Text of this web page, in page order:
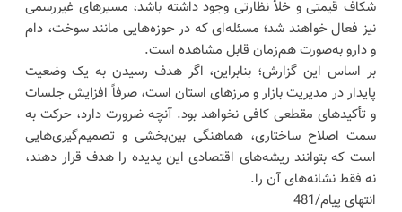
شکاف قیمتی و خلأ نظارتی وجود داشته باشد، مسیرهای غیررسمی
نیز فعال خواهند شد؛ مسئله‌ای که در حوزه‌هایی مانند سوخت، دام
و دارو به‌صورت هم‌زمان قابل مشاهده است.
بر اساس این گزارش؛ بنابراین، اگر هدف رسیدن به یک وضعیت
پایدار در مدیریت بازار و مرزهای استان است، صرفاً افزایش جلسات
و تأکیدهای مقطعی کافی نخواهد بود. آنچه ضرورت دارد، حرکت به
سمت اصلاح ساختاری، هماهنگی بین‌بخشی و تصمیم‌گیری‌هایی
است که بتوانند ریشه‌های اقتصادی این پدیده را هدف قرار دهند،
نه فقط نشانه‌های آن را.
انتهای پیام/481